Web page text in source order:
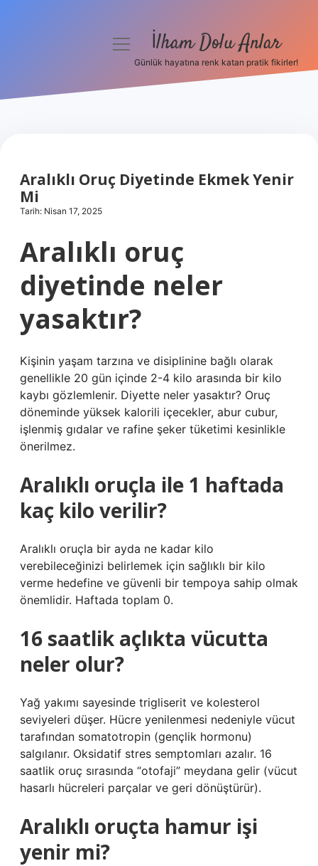
Hakkımızda
menüyü İlham Dolu Anlar
Günlük hayatına renk katan pratik fikirler!
Aralıklı Oruç Diyetinde Ekmek Yenir
Mi
Tarih: Nisan 17, 2025
Aralıklı oruç
diyetinde neler
yasaktır?
Kişinin yaşam tarzına ve disiplinine bağlı olarak
genellikle 20 gün içinde 2-4 kilo arasında bir kilo
kaybı gözlemlenir. Diyette neler yasaktır? Oruç
döneminde yüksek kalorili içecekler, abur cubur,
işlenmiş gıdalar ve rafine şeker tüketimi kesinlikle
önerilmez.
Aralıklı oruçla ile 1 haftada
kaç kilo verilir?
Aralıklı oruçla bir ayda ne kadar kilo
verebileceğinizi belirlemek için sağlıklı bir kilo
verme hedefine ve güvenli bir tempoya sahip olmak
önemlidir. Haftada toplam 0.
16 saatlik açlıkta vücutta
neler olur?
Yağ yakımı sayesinde trigliserit ve kolesterol
seviyeleri düşer. Hücre yenilenmesi nedeniyle vücut
tarafından somatotropin (gençlik hormonu)
salgılanır. Oksidatif stres semptomları azalır. 16
saatlik oruç sırasında “otofaji” meydana gelir (vücut
hasarlı hücreleri parçalar ve geri dönüştürür).
Aralıklı oruçta hamur işi
yenir mi?